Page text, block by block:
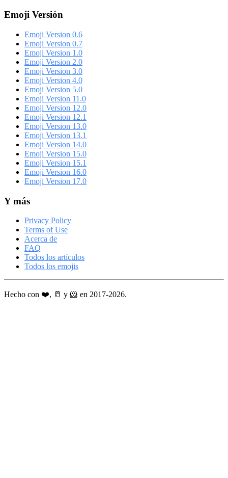
Emoji Versión
Emoji Version 0.6
Emoji Version 0.7
Emoji Version 1.0
Emoji Version 2.0
Emoji Version 3.0
Emoji Version 4.0
Emoji Version 5.0
Emoji Version 11.0
Emoji Version 12.0
Emoji Version 12.1
Emoji Version 13.0
Emoji Version 13.1
Emoji Version 14.0
Emoji Version 15.0
Emoji Version 15.1
Emoji Version 16.0
Emoji Version 17.0
Y más
Privacy Policy
Terms of Use
Acerca de
FAQ
Todos los artículos
Todos los emojis
Hecho con ❤️, 🥛 y 🐹 en 2017-2026.